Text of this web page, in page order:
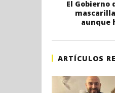
El Gobierno
aunque
ARTÍCULOS